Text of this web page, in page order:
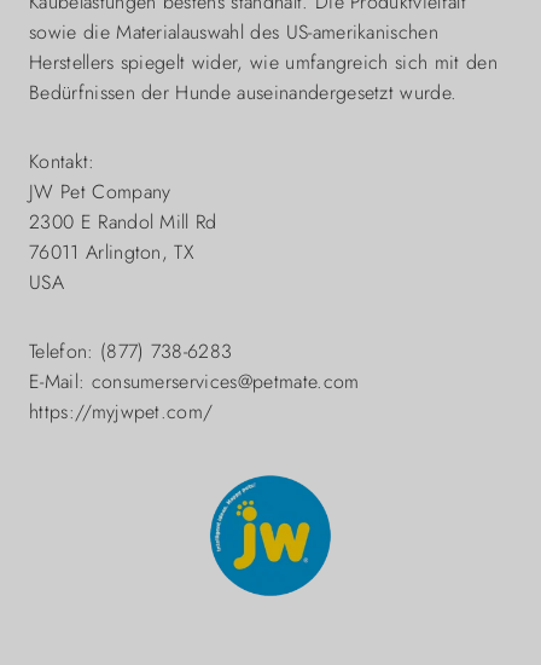
sowie die Materialauswahl des US-amerikanischen
Herstellers spiegelt wider, wie umfangreich sich mit den
Bedürfnissen der Hunde auseinandergesetzt wurde.
Kontakt:
JW Pet Company
2300 E Randol Mill Rd
76011 Arlington, TX
USA
Telefon: (877) 738-6283
E-Mail: consumerservices@petmate.com
https://myjwpet.com/